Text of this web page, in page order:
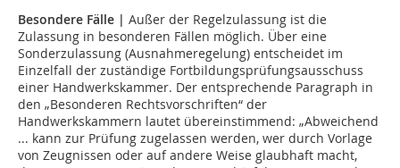
Besondere Fälle | Außer der Regelzulassung ist die
Zulassung in besonderen Fällen möglich. Über eine
Sonderzulassung (Ausnahmeregelung) entscheidet im
Einzelfall der zuständige Fortbildungsprüfungsausschuss
einer Handwerkskammer. Der entsprechende Paragraph in
den „Besonderen Rechtsvorschriften“ der
Handwerkskammern lautet übereinstimmend: „Abweichend
... kann zur Prüfung zugelassen werden, wer durch Vorlage
von Zeugnissen oder auf andere Weise glaubhaft macht,